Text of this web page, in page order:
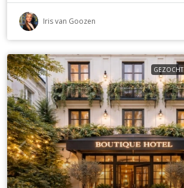
Iris van Goozen
GEZOCHT